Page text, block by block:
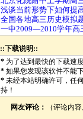
浅谈当前形势下如何提
全国各地高三历史模拟
一中2009—2010学年高
::下载说明::
* 为了达到最快的下载速
* 如果您发现该软件不能
* 未经本站明确许可，任
持！
网友评论： （评论内